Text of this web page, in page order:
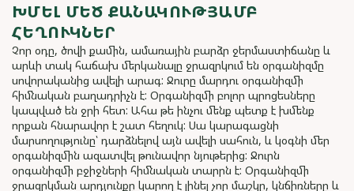
ԽՄԵԼ ՄԵԾ ՔԱՆԱԿՈՒԹՅԱՄԲ
ՀԵՂՈՒԿՆԵՐ
Չոր օդը, ծովի քամին, ամառային բարձր ջերմաստիճանը և
արևի տակ հաճախ մերկանալը ջրազրկում են օրգանիզմը
սովորականից ավելի արագ: Ջուրը մարդու օրգանիզմի
հիմնական բաղադրիչն է: Օրգանիզմի բոլոր պրոցեսները
կապված են ջրի հետ: Ահա թե ինչու մենք պետք է խմենք
որքան հնարավոր է շատ հեղուկ: Սա կարագացնի
մարսողությունը՝ դարձնելով այն ավելի սահուն, և կօգնի մեր
օրգանիզմին ազատվել թունավոր նյութերից: Ջուրն
օրգանիզմի բջիջների հիմնական տարրն է: Օրգանիզմի
ջրազրկման արդյունքը կարող է լինել չոր մաշկը, կնճիռները և